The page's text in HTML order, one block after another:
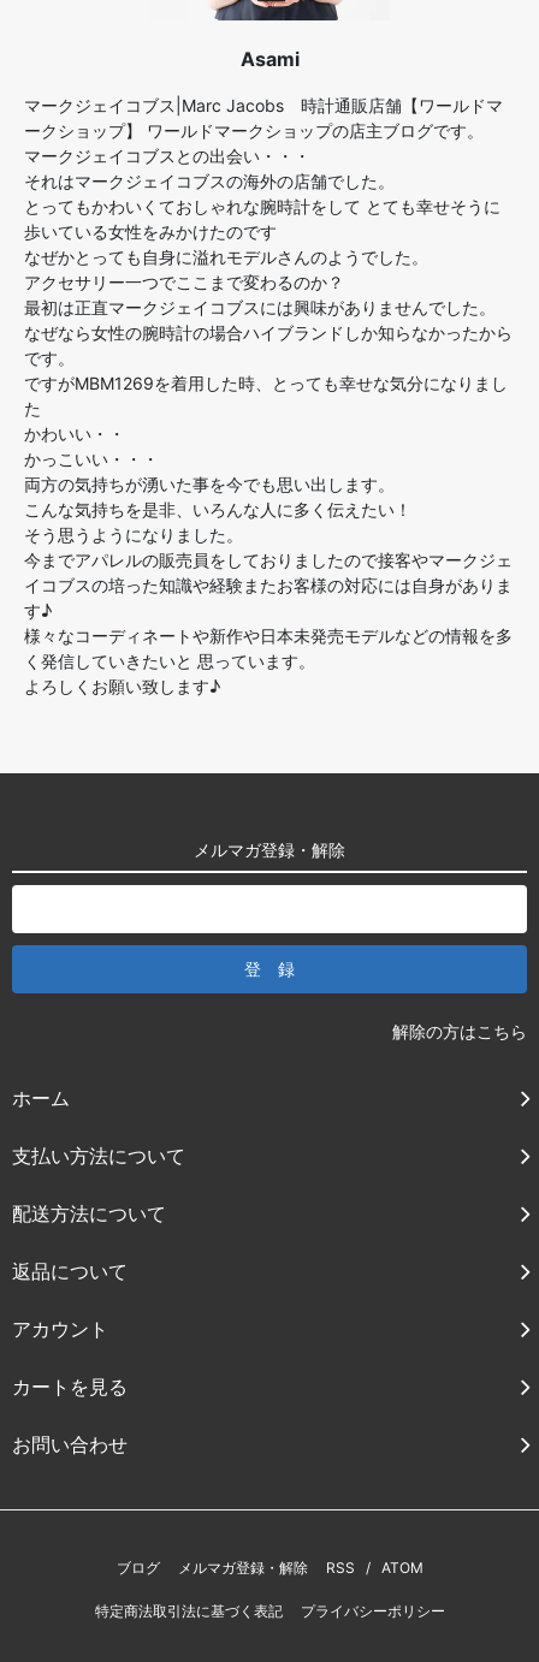
Asami
マークジェイコブス|Marc Jacobs 時計通販店舗【ワールドマ
ークショップ】 ワールドマークショップの店主ブログです。
マークジェイコブスとの出会い・・・
それはマークジェイコブスの海外の店舗でした。
とってもかわいくておしゃれな腕時計をして とても幸せそうに
歩いている女性をみかけたのです
なぜかとっても自身に溢れモデルさんのようでした。
アクセサリー一つでここまで変わるのか？
最初は正直マークジェイコブスには興味がありませんでした。
なぜなら女性の腕時計の場合ハイブランドしか知らなかったから
です。
ですがMBM1269を着用した時、とっても幸せな気分になりまし
た
かわいい・・
かっこいい・・・
両方の気持ちが湧いた事を今でも思い出します。
こんな気持ちを是非、いろんな人に多く伝えたい！
そう思うようになりました。
今までアパレルの販売員をしておりましたので接客やマークジェ
イコブスの培った知識や経験またお客様の対応には自身がありま
す♪
様々なコーディネートや新作や日本未発売モデルなどの情報を多
く発信していきたいと 思っています。
よろしくお願い致します♪
メルマガ登録・解除
解除の方はこちら
ホーム
支払い方法について
配送方法について
返品について
アカウント
カートを見る
お問い合わせ
ブログ メルマガ登録・解除 RSS / ATOM
特定商法取引法に基づく表記 プライバシーポリシー